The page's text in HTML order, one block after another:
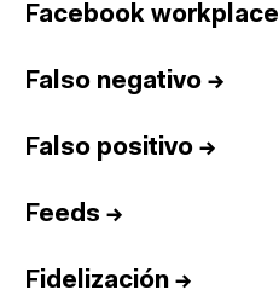
Facebook workplace
Falso negativo →
Falso positivo →
Feeds →
Fidelización →